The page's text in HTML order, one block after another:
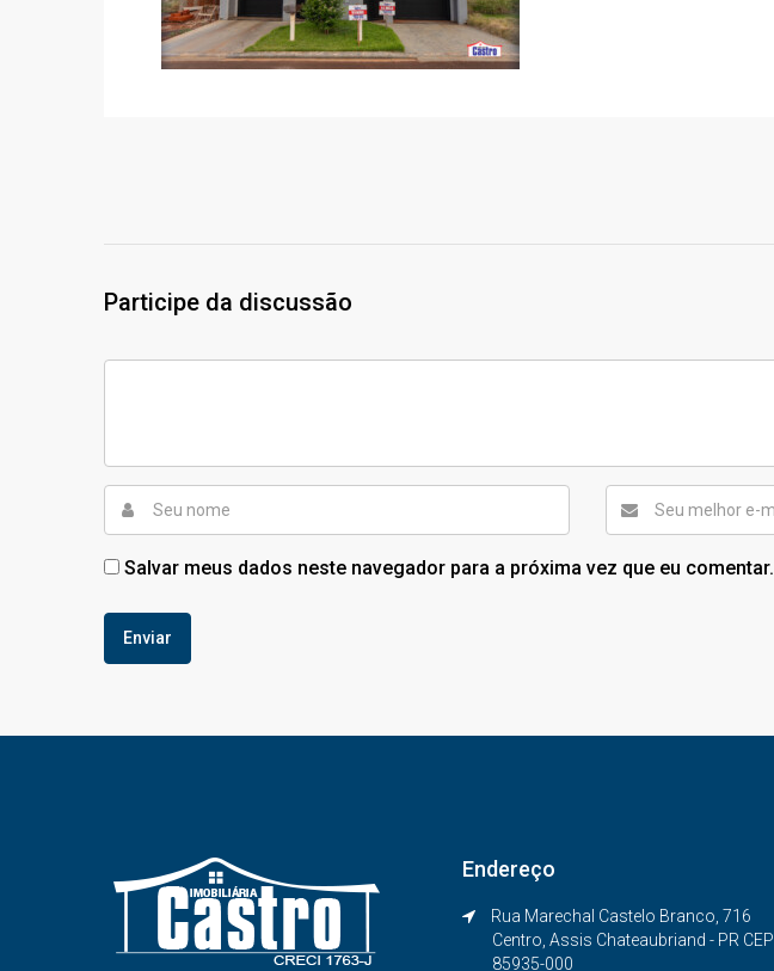
Participe da discussão
Salvar meus dados neste navegador para a próxima vez que eu comentar.
Endereço
Rua Marechal Castelo Branco, 716
Centro, Assis Chateaubriand - PR CEP
85935-000